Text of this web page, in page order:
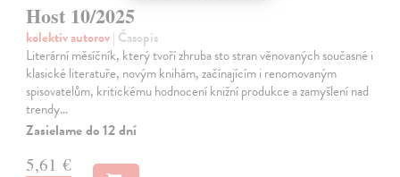
Host 10/2025
kolektív autorov| Časopis
Literární měsíčník, který tvoří zhruba sto stran věnovaných současné i
klasické literatuře, novým knihám, začínajícím i renomovaným
spisovatelům, kritickému hodnocení knižní produkce a zamyšlení nad
trendy…
Zasielame do 12 dní
5,61 €